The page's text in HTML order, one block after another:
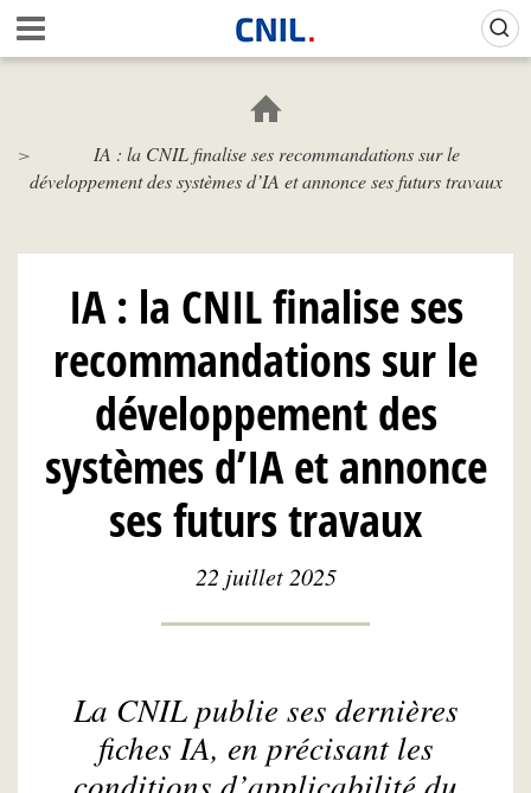
Aller
au
contenu
c
i
l
N
I
IA : la CNIL finalise ses recommandations sur le
développement des systèmes d’IA et annonce ses futurs travaux
IA : la CNIL finalise ses
recommandations sur le
développement des
systèmes d’IA et annonce
ses futurs travaux
22 juillet 2025
La CNIL publie ses dernières
fiches IA, en précisant les
conditions d’applicabilité du
Gestion de vos préférences sur les cookies (témoins de connexion)